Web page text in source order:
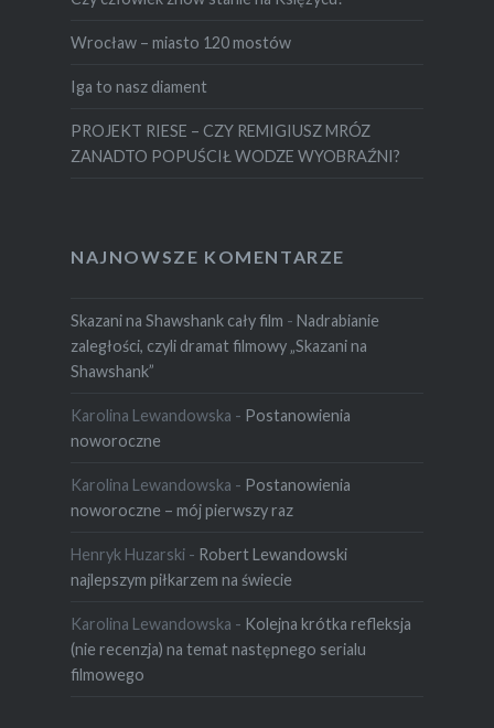
Wrocław – miasto 120 mostów
Iga to nasz diament
PROJEKT RIESE – CZY REMIGIUSZ MRÓZ
ZANADTO POPUŚCIŁ WODZE WYOBRAŹNI?
NAJNOWSZE KOMENTARZE
Skazani na Shawshank cały film - Nadrabianie
zaległości, czyli dramat filmowy „Skazani na
Shawshank”
Karolina Lewandowska - Postanowienia
noworoczne
Karolina Lewandowska - Postanowienia
noworoczne – mój pierwszy raz
Henryk Huzarski- Robert Lewandowski
najlepszym piłkarzem na świecie
Karolina Lewandowska - Kolejna krótka refleksja
(nie recenzja) na temat następnego serialu
filmowego